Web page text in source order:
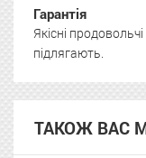
Гарантія
Якісні
підлягають.
ТАКОЖ ВАС